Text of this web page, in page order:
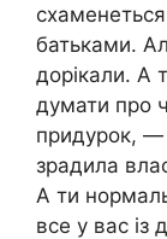
батьками.
дорікали. А
думати про
придурок, —
зрадила
А ти
все у вас із